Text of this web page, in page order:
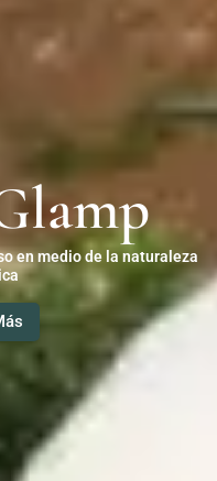
en medio de la naturaleza